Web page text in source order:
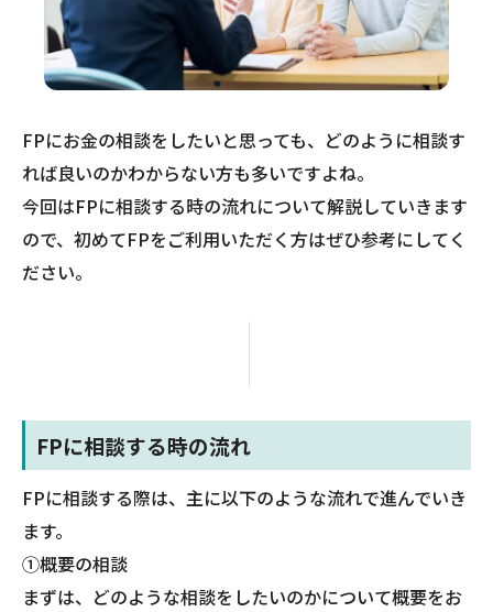
FPにお金の相談をしたいと思っても、どのように相談す
れば良いのかわからない方も多いですよね。
今回はFPに相談する時の流れについて解説していきます
ので、初めてFPをご利用いただく方はぜひ参考にしてく
ださい。
FPに相談する時の流れ
FPに相談する際は、主に以下のような流れで進んでいき
ます。
①概要の相談
まずは、どのような相談をしたいのかについて概要をお